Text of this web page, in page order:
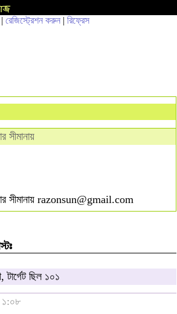
| রেজিস্ট্রেশন করুন | রিফ্রেস
সীমানায়
সীমানায় razonsun@gmail.com
টার্গেট ছিল ১০১
১:০৮